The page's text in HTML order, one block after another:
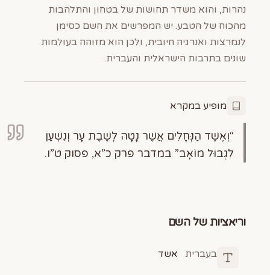
נהרות, והוא משדר תחושות של בטחון והתלהבות
מהכוח של הטבע. יש המפרשים את השם כסימן
לנמרצות ואנרגיה חיובית, ולכן הוא מזוהה בעולמות
שונים בתרבות הישראלית והעברית.
מופיע במקרא
“וְאֶשֶׁד הַנְּחָלִים אֲשֶׁר נָטָה לְשֶׁבֶת עָר וְנִשְׁעַן
לִגְבוּל מוֹאָב” במדבר פרק כ”א, פסוק ט”ו.
וריאציות של השם
בעברית אשד